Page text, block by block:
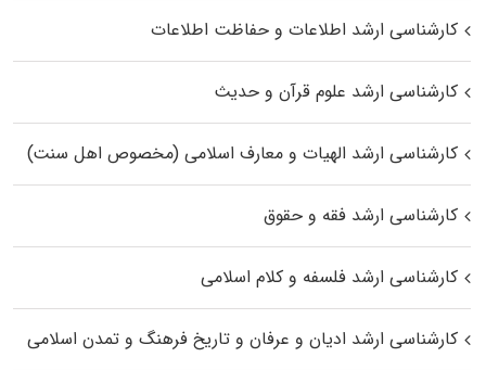
کارشناسی ارشد اطلاعات و حفاظت اطلاعات
کارشناسی ارشد علوم قرآن و حدیث
کارشناسی ارشد الهیات و معارف اسلامی (مخصوص اهل سنت)
کارشناسی ارشد فقه و حقوق
کارشناسی ارشد فلسفه و کلام اسلامی
کارشناسی ارشد ادیان و عرفان و تاریخ فرهنگ و تمدن اسلامی